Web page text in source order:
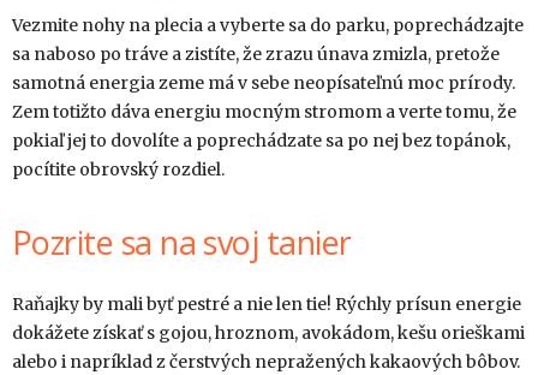
Vezmite nohy na plecia a vyberte sa do parku, poprechádzajte
sa naboso po tráve a zistíte, že zrazu únava zmizla, pretože
samotná energia zeme má v sebe neopísateľnú moc prírody.
Zem totižto dáva energiu mocným stromom a verte tomu, že
pokiaľ jej to dovolíte a poprechádzate sa po nej bez topánok,
pocítite obrovský rozdiel.
Pozrite sa na svoj tanier
Raňajky by mali byť pestré a nie len tie! Rýchly prísun energie
dokážete získať s gojou, hroznom, avokádom, kešu orieškami
alebo i napríklad z čerstvých nepražených kakaových bôbov.